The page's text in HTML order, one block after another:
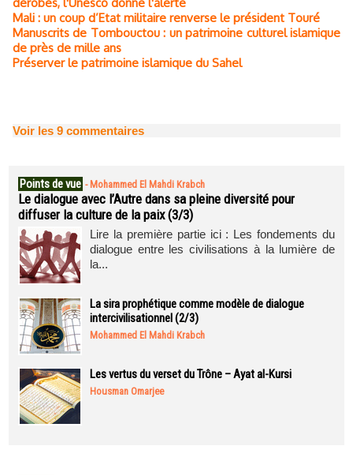
Mali : un coup d’Etat militaire renverse le président Touré
Manuscrits de Tombouctou : un patrimoine culturel islamique
de près de mille ans
Préserver le patrimoine islamique du Sahel
Voir les 9 commentaires
Points de vue - Mohammed El Mahdi Krabch
Le dialogue avec l’Autre dans sa pleine diversité pour
diffuser la culture de la paix (3/3)
Lire la première partie ici : Les fondements du
dialogue entre les civilisations à la lumière de
la...
La sira prophétique comme modèle de dialogue
intercivilisationnel (2/3)
Mohammed El Mahdi Krabch
Les vertus du verset du Trône – Ayat al-Kursi
Housman Omarjee